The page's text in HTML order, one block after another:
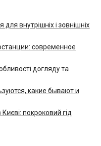
внутрішніх і зовнішніх
современное
догляду та
какие бывают и
покроковий гід